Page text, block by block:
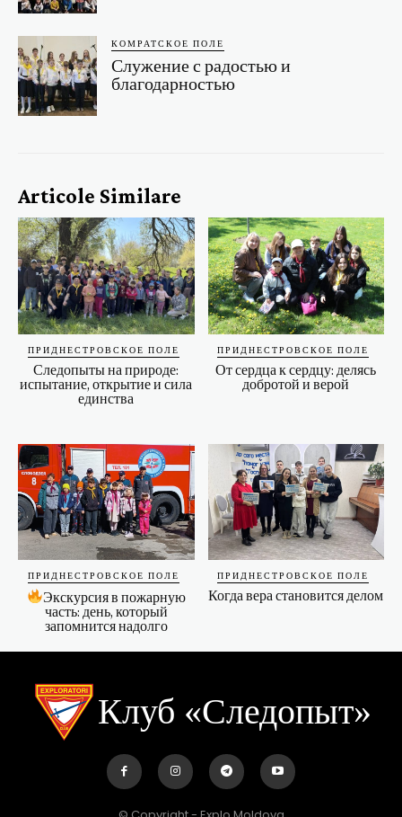
КОМРАТСКОЕ ПОЛЕ
Служение с радостью и
благодарностью
Articole Similare
ПРИДНЕСТРОВСКОЕ ПОЛЕ
Следопыты на природе:
испытание, открытие и сила
единства
ПРИДНЕСТРОВСКОЕ ПОЛЕ
От сердца к сердцу: делясь
добротой и верой
ПРИДНЕСТРОВСКОЕ ПОЛЕ
Экскурсия в пожарную
часть: день, который
запомнится надолго
ПРИДНЕСТРОВСКОЕ ПОЛЕ
Когда вера становится делом
Клуб «Следопыт»